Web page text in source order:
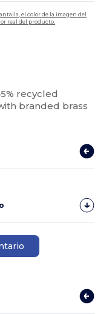
el color de la imagen del
real del producto.
recycled
branded brass